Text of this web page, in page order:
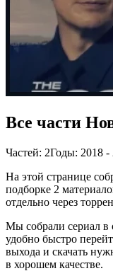
Все части
Частей: 2Годы: 2018 -
На этой странице
подборке 2
отдельно через
Мы собрали сериал в
удобно быстро
выхода и скачать
в хорошем качестве.